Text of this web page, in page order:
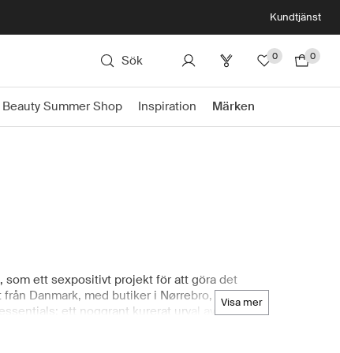
Kundtjänst
Sök 0 0
Beauty Summer Shop Inspiration Märken
visa mer
som ett sexpositivt projekt för att göra det
Danmark, med butiker i Nørrebro,
ett noggrant kurerat urval av leksaker
anslag, inklusive redaktionella guider,